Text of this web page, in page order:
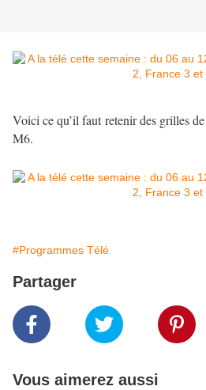
Voici ce qu’il faut retenir des grilles
M6.
#Programmes Télé
Partager
Vous aimerez aussi